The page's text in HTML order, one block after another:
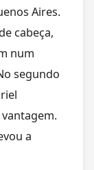
Aires.
cabeça,
num
segundo
a